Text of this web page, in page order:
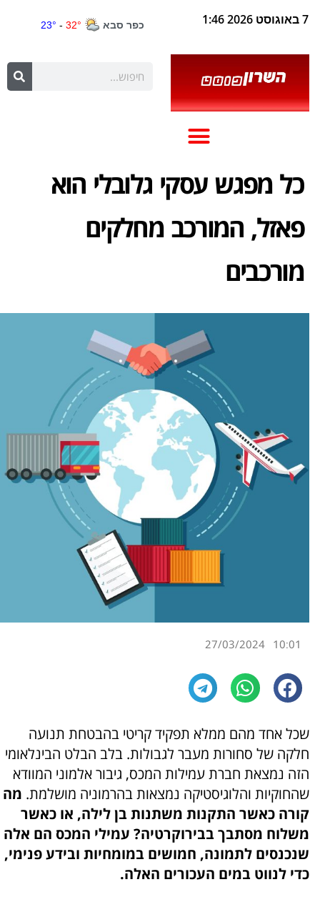
7 באוגוסט 2026 1:46
כל מפגש עסקי גלובלי הוא
פאזל, המורכב מחלקים
מורכבים
10:01
27/03/2024
שכל אחד מהם ממלא תפקיד קריטי בהבטחת תנועה
חלקה של סחורות מעבר לגבולות. בלב הבלט הבינלאומי
הזה נמצאת חברת עמילות המכס, גיבור אלמוני המוודא
שהחוקיות והלוגיסטיקה נמצאות בהרמוניה מושלמת. מה
קורה כאשר התקנות משתנות בן לילה, או כאשר
משלוח מסתבך בבירוקרטיה? עמילי המכס הם אלה
שנכנסים לתמונה, חמושים במומחיות ובידע פנימי,
כדי לנווט במים העכורים האלה.